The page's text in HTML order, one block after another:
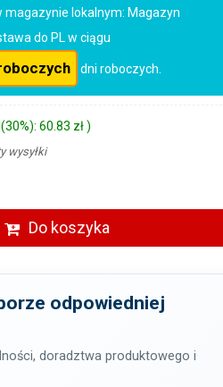
magazynie lokalnym: Magazyn
do PL w ciągu
dni roboczych.
60.83 zł )
wysyłki
Do koszyka
odpowiedniej
doradztwa produktowego i